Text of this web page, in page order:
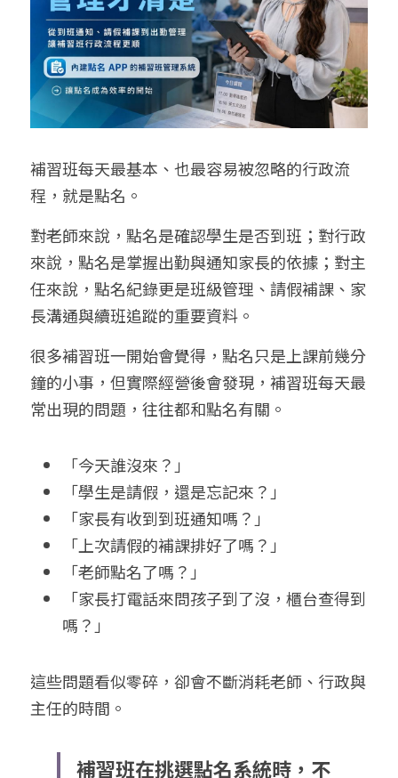
學生家長端APP
補習班常用硬體設備
Mcall 接送廣播
補習班每天最基本、也最容易被忽略的行政流
程，就是點名。
對老師來說，點名是確認學生是否到班；對行政
來說，點名是掌握出勤與通知家長的依據；對主
任來說，點名紀錄更是班級管理、請假補課、家
長溝通與續班追蹤的重要資料。
很多補習班一開始會覺得，點名只是上課前幾分
鐘的小事，但實際經營後會發現，補習班每天最
常出現的問題，往往都和點名有關。
「今天誰沒來？」
「學生是請假，還是忘記來？」
「家長有收到到班通知嗎？」
「上次請假的補課排好了嗎？」
「老師點名了嗎？」
「家長打電話來問孩子到了沒，櫃台查得到
嗎？」
這些問題看似零碎，卻會不斷消耗老師、行政與
主任的時間。
補習班在挑選點名系統時，不